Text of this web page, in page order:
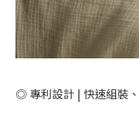
◎ 專利設計 | 快速組裝